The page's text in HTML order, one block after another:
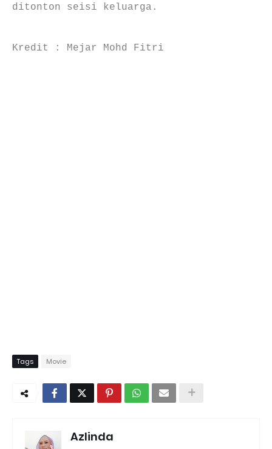
ditonton seisi keluarga.
Kredit : Mejar Mohd Fitri
Tags Movie
Azlinda